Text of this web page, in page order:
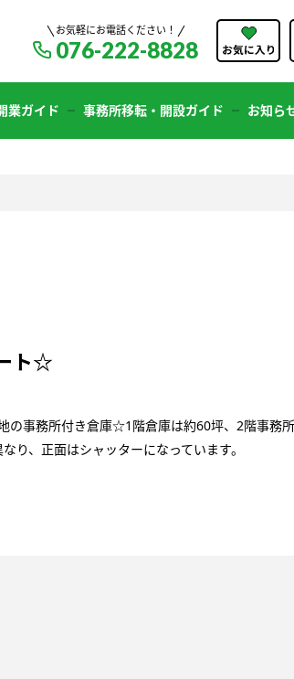
お気軽にお電話ください！
076-222-8828
業ガイド 事務所移転・開設ガイド お知ら
ト☆
の事務所付き倉庫☆1階倉庫は約60坪、2階事務所
、正面はシャッターになっています。